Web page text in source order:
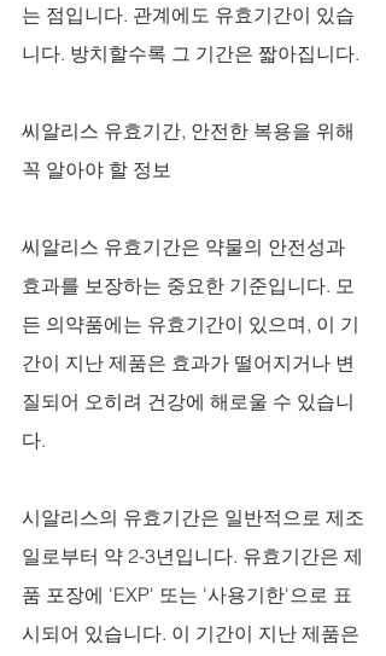
는 점입니다. 관계에도 유효기간이 있습
니다. 방치할수록 그 기간은 짧아집니다.
씨알리스 유효기간, 안전한 복용을 위해
꼭 알아야 할 정보
씨알리스 유효기간은 약물의 안전성과
효과를 보장하는 중요한 기준입니다. 모
든 의약품에는 유효기간이 있으며, 이 기
간이 지난 제품은 효과가 떨어지거나 변
질되어 오히려 건강에 해로울 수 있습니
다.
시알리스의 유효기간은 일반적으로 제조
일로부터 약 2-3년입니다. 유효기간은 제
품 포장에 'EXP' 또는 '사용기한'으로 표
시되어 있습니다. 이 기간이 지난 제품은